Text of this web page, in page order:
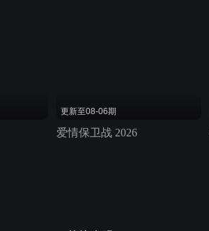
更新至08-06期
爱情保卫战 2026